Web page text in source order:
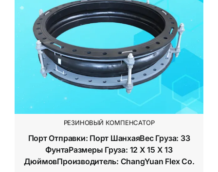
РЕЗИНОВЫЙ КОМПЕНСАТОР
Порт Отправки: Порт ШанхаяВес Груза: 33
ФунтаРазмеры Груза: 12 X 15 X 13
ДюймовПроизводитель: ChangYuan Flex Co.